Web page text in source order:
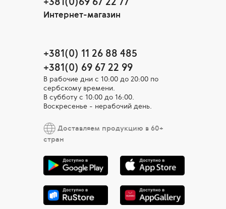
Интернет-магазин
+381(0) 11 26 88 485
+381(0) 69 67 22 99
В рабочие дни c 10:00 до 20:00 по
сербскому времени.
В субботу с 10:00 дo 16:00.
Воскресенье - нерабочий день.
Доставляем продукцию в 60+
стран